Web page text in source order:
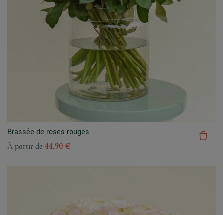
Brassée de roses rouges
À partir de 44,90 €